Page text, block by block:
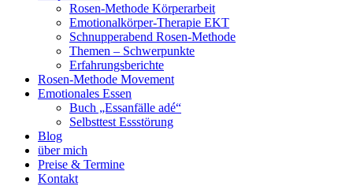
Rosen-Methode Körperarbeit
Emotionalkörper-Therapie EKT
Schnupperabend Rosen-Methode
Themen – Schwerpunkte
Erfahrungsberichte
Rosen-Methode Movement
Emotionales Essen
Buch „Essanfälle adé“
Selbsttest Essstörung
Blog
über mich
Preise & Termine
Kontakt